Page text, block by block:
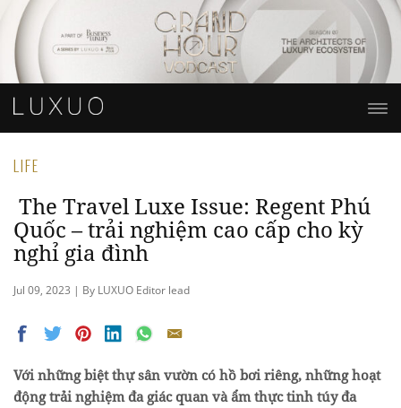
LIFE
The Travel Luxe Issue: Regent Phú
Quốc – trải nghiệm cao cấp cho kỳ
nghỉ gia đình
Jul 09, 2023 | By LUXUO Editor lead
Với những biệt thự sân vườn có hồ bơi riêng, những hoạt
động trải nghiệm đa giác quan và ẩm thực tinh túy đa